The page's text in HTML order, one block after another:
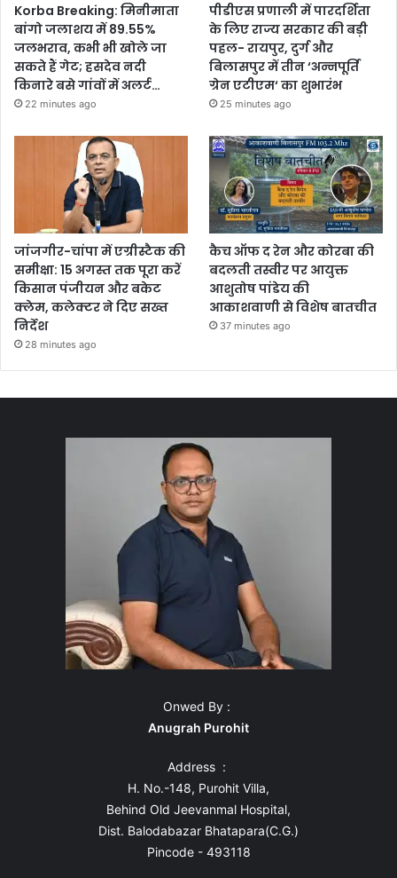
Korba Breaking: मिनीमाता
बांगो जलाशय में 89.55%
जलभराव, कभी भी खोले जा
सकते हैं गेट; हसदेव नदी
किनारे बसे गांवों में अलर्ट…
22 minutes ago
पीडीएस प्रणाली में पारदर्शिता
के लिए राज्य सरकार की बड़ी
पहल- रायपुर, दुर्ग और
बिलासपुर में तीन ‘अन्नपूर्ति
ग्रेन एटीएम‘ का शुभारंभ
25 minutes ago
जांजगीर-चांपा में एग्रीस्टैक की
समीक्षा: 15 अगस्त तक पूरा करें
किसान पंजीयन और बकेट
क्लेम, कलेक्टर ने दिए सख्त
निर्देश
28 minutes ago
कैच ऑफ द रेन और कोरबा की
बदलती तस्वीर पर आयुक्त
आशुतोष पांडेय की
आकाशवाणी से विशेष बातचीत
37 minutes ago
Onwed By :
Anugrah Purohit
Address :
H. No.-148, Purohit Villa,
Behind Old Jeevanmal Hospital,
Dist. Balodabazar Bhatapara(C.G.)
Pincode - 493118